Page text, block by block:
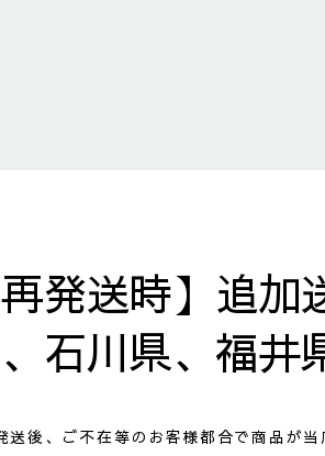
再発送時】追
石川県、福井
送後、ご不在等のお客様都合で商品が